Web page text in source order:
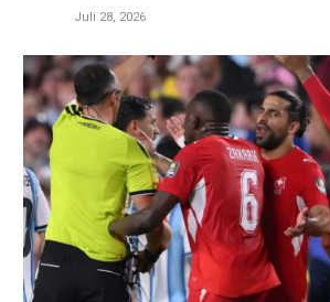
Juli 28, 2026